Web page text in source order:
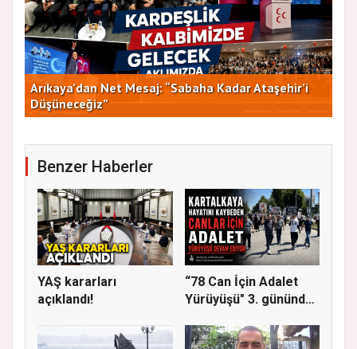
Arıkaya’dan Net Mesaj: “Sabaha Kadar Ataşehir’i
Düşüneceğiz”
Benzer Haberler
YAŞ kararları
açıklandı!
“78 Can İçin Adalet
Yürüyüşü" 3. gününde